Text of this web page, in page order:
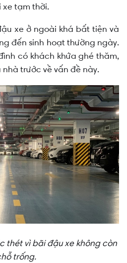
tạm thời.
xe ở ngoài khá bất tiện và
đến sinh hoạt thường ngày.
có khách khứa ghé thăm,
trước về vấn đề này.
thét vì bãi đậu xe không còn
trống.